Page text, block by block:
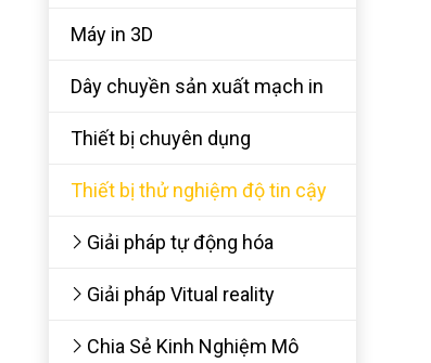
Máy in 3D
Dây chuyền sản xuất mạch in
Thiết bị chuyên dụng
Thiết bị thử nghiệm độ tin cậy
Giải pháp tự động hóa
Giải pháp Vitual reality
Chia Sẻ Kinh Nghiệm Mô